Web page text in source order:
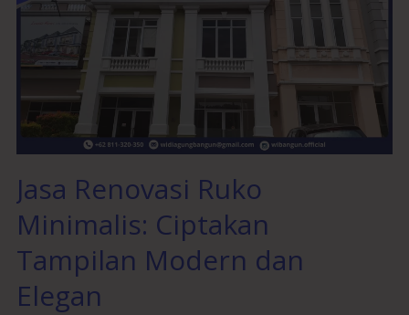
Jasa Renovasi Ruko
Minimalis: Ciptakan
Tampilan Modern dan
Elegan
Ruko
Ciptakan
Tampilan
Elegan